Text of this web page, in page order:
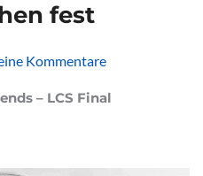
fest
Kommentare
– LCS Final